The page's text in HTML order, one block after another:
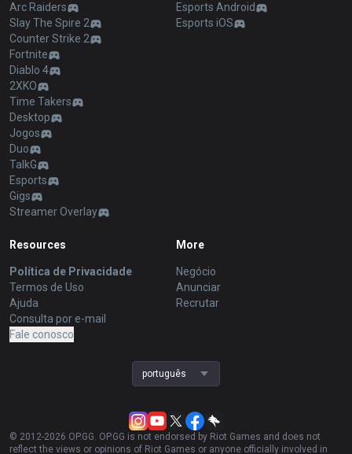
Arc Raiders
Slay The Spire 2
Counter Strike 2
Fortnite
Diablo 4
2XKO
Time Takers
Desktop
Jogos
Duo
TalkG
Esports
Gigs
Streamer Overlay
Esports Android
Esports iOS
Resources
Política de Privacidade
Termos de Uso
Ajuda
Consulta por e-mail
Fale conosco
More
Negócio
Anunciar
Recrutar
português
© 2012-2026 OP.GG. OP.GG is not endorsed by Riot Games and does not
reflect the views or opinions of Riot Games or anyone officially involved in